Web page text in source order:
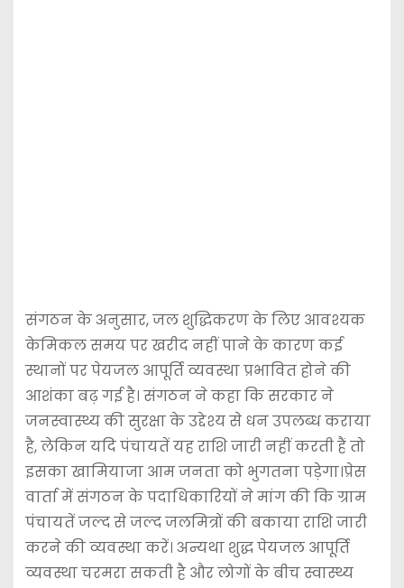
संगठन के अनुसार, जल शुद्धिकरण के लिए आवश्यक
केमिकल समय पर खरीद नहीं पाने के कारण कई
स्थानों पर पेयजल आपूर्ति व्यवस्था प्रभावित होने की
आशंका बढ़ गई है। संगठन ने कहा कि सरकार ने
जनस्वास्थ्य की सुरक्षा के उद्देश्य से धन उपलब्ध कराया
है, लेकिन यदि पंचायतें यह राशि जारी नहीं करती हैं तो
इसका खामियाजा आम जनता को भुगतना पड़ेगा।प्रेस
वार्ता में संगठन के पदाधिकारियों ने मांग की कि ग्राम
पंचायतें जल्द से जल्द जलमित्रों की बकाया राशि जारी
करने की व्यवस्था करें। अन्यथा शुद्ध पेयजल आपूर्ति
व्यवस्था चरमरा सकती है और लोगों के बीच स्वास्थ्य